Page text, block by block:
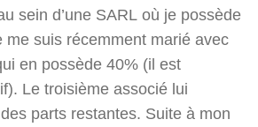
sein d’une SARL où je possède
me suis récemment marié avec
en possède 40% (il est
Le troisième associé lui
parts restantes. Suite à mon